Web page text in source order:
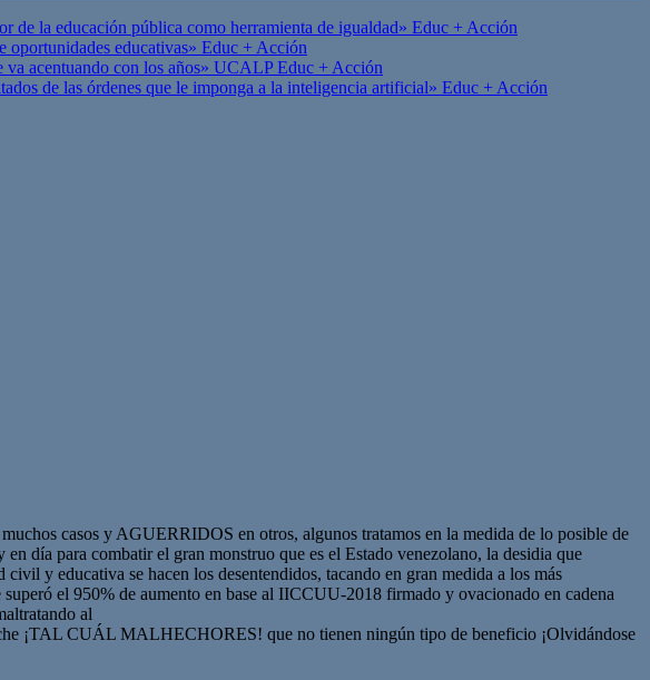
de la educación pública como herramienta de igualdad» Educ + Acción
educativas» Educ + Acción
va acentuando con los años» UCALPEduc + Acción
de las órdenes que le imponga a la inteligencia artificial» Educ + Acción
casos y AGUERRIDOS en otros, algunos tratamos en la medida de lo posible de
día para combatir el gran monstruo que es el Estado venezolano, la desidia que
y educativa se hacen los desentendidos, tacando en gran medida a los más
el 950% de aumento en base al IICCUU-2018 firmado y ovacionado en cadena
al
¡TAL CUÁL MALHECHORES! que no tienen ningún tipo de beneficio ¡Olvidándose